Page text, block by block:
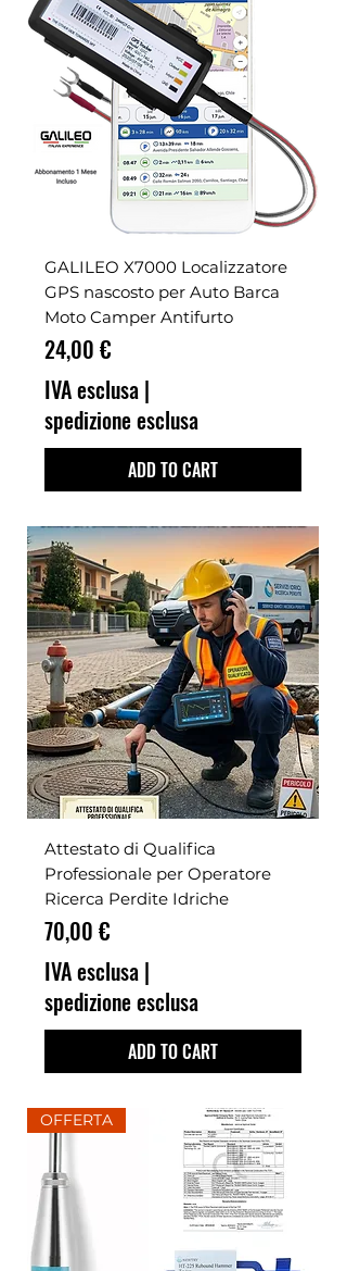
GALILEO X7000 Localizzatore
GPS nascosto per Auto Barca
Moto Camper Antifurto
Prezzo
24,00 €
IVA esclusa |
spedizione esclusa
ADD TO CART
Attestato di Qualifica
Professionale per Operatore
Ricerca Perdite Idriche
Prezzo
70,00 €
IVA esclusa |
spedizione esclusa
ADD TO CART
OFFERTA